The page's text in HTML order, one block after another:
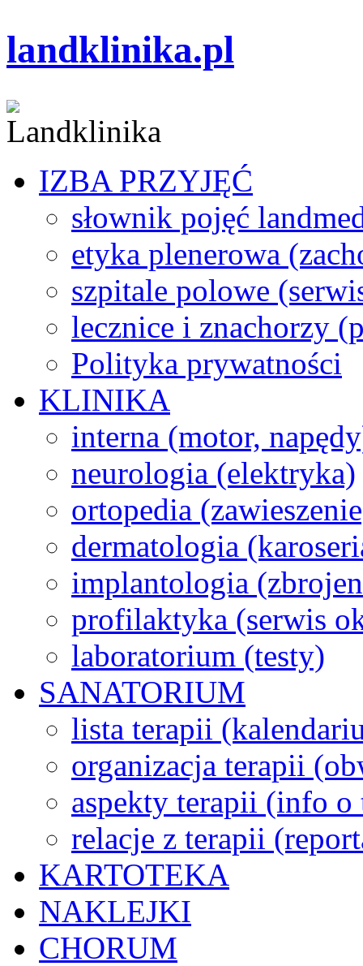
landklinika.pl
IZBA PRZYJĘĆ
słownik pojęć
etyka plenerowa
szpitale polowe
lecznice i znachorzy
Polityka prywatności
KLINIKA
interna (motor,
neurologia (elektryka)
ortopedia
dermatologia
implantologia
profilaktyka (serwis
laboratorium (testy)
SANATORIUM
lista terapii
organizacja terapii
aspekty terapii (info o
relacje z terapii
KARTOTEKA
NAKLEJKI
CHORUM